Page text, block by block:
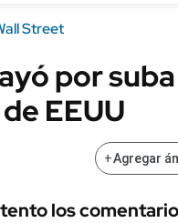
Sustentabilidad
Seguros
POLÍTICA
Street
por
EEUU
+Agregar
los